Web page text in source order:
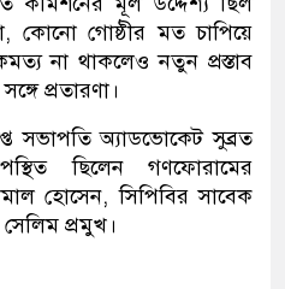
কোনো গোষ্ঠীর মত চাপিয়ে
না থাকলেও নতুন প্রস্তাব
প্রতারণা।
সভাপতি অ্যাডভোকেট সুব্রত
ছিলেন গণফোরামের
হোসেন, সিপিবির সাবেক
প্রমুখ।